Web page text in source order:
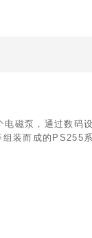
磁泵，通过数码
装而成的PS255